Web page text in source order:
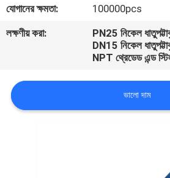
উদ্ধৃতির
খবর
যোগানের ক্ষমতা:
100000pcs
লক্ষণীয় করা:
PN25 নিকেল
DN15 নিকেল
NPT থ্রেডেড এন্ড
ভালো দাম